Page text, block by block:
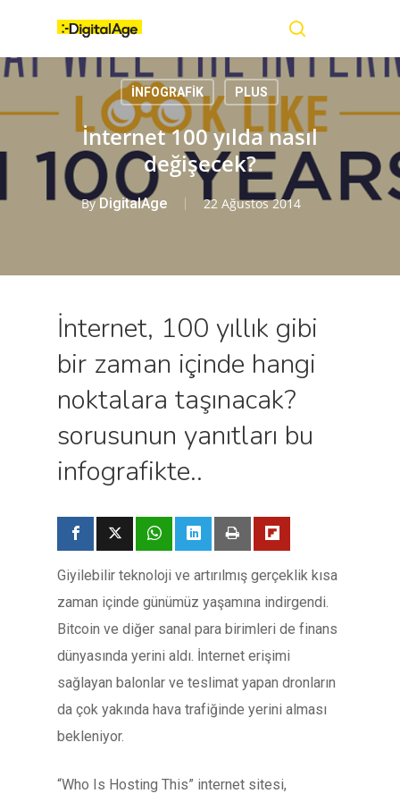
content
İNFOGRAFİK PLUS
İnternet 100 yılda nasıl
değişecek?
By DigitalAge 22 Ağustos 2014
İnternet, 100 yıllık gibi
bir zaman içinde hangi
noktalara taşınacak?
sorusunun yanıtları bu
infografikte..
Giyilebilir teknoloji ve artırılmış gerçeklik kısa
zaman içinde günümüz yaşamına indirgendi.
Bitcoin ve diğer sanal para birimleri de finans
dünyasında yerini aldı. İnternet erişimi
sağlayan balonlar ve teslimat yapan dronların
da çok yakında hava trafiğinde yerini alması
bekleniyor.
“Who Is Hosting This” internet sitesi,